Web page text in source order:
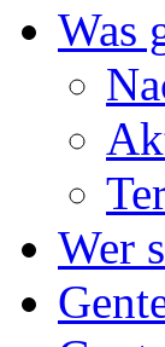
Was
Wer